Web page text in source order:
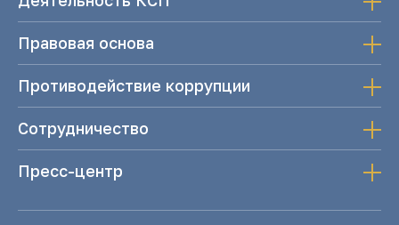
Правовая основа
Противодействие коррупции
Сотрудничество
Пресс-центр